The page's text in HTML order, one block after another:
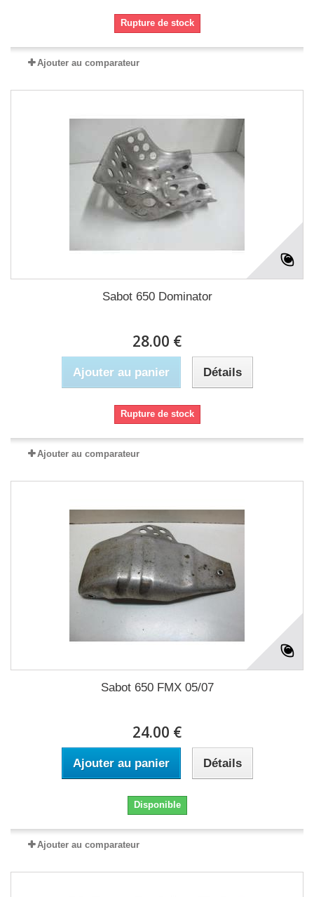
Rupture de stock
Ajouter au comparateur
Sabot 650 Dominator
28.00 €
Ajouter au panier Détails
Rupture de stock
Ajouter au comparateur
Sabot 650 FMX 05/07
24.00 €
Ajouter au panier Détails
Disponible
Ajouter au comparateur